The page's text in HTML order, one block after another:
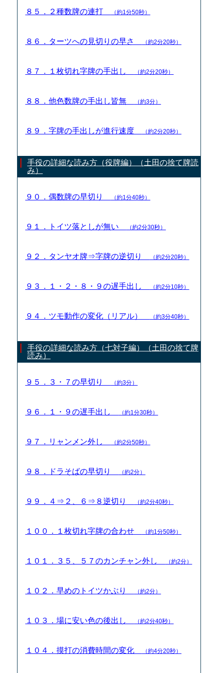
８５．２種数牌の連打 （約1分50秒）
８６．ターツへの見切りの早さ （約2分20秒）
８７．１枚切れ字牌の手出し （約2分20秒）
８８．他色数牌の手出し皆無 （約3分）
８９．字牌の手出しが進行速度 （約2分20秒）
手役の詳細な読み方（役牌編）（土田の捨て牌読
み）
９０．偶数牌の早切り （約1分40秒）
９１．トイツ落としが無い （約2分30秒）
９２．タンヤオ牌⇒字牌の逆切り （約2分20秒）
９３．１・２・８・９の遅手出し （約2分10秒）
９４．ツモ動作の変化（リアル） （約3分40秒）
手役の詳細な読み方（七対子編）（土田の捨て牌
読み）
９５．３・７の早切り （約3分）
９６．１・９の遅手出し （約1分30秒）
９７．リャンメン外し （約2分50秒）
９８．ドラそばの早切り （約2分）
９９．４⇒２、６⇒８逆切り （約2分40秒）
１００．１枚切れ字牌の合わせ （約1分50秒）
１０１．３５、５７のカンチャン外し （約2分）
１０２．早めのトイツかぶり （約2分）
１０３．場に安い色の後出し （約2分40秒）
１０４．摸打の消費時間の変化 （約4分20秒）